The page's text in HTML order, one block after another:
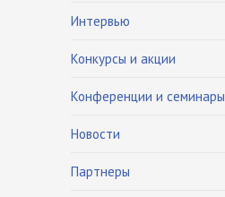
Интервью
Конкурсы и акции
Конференции и семинары
Новости
Партнеры